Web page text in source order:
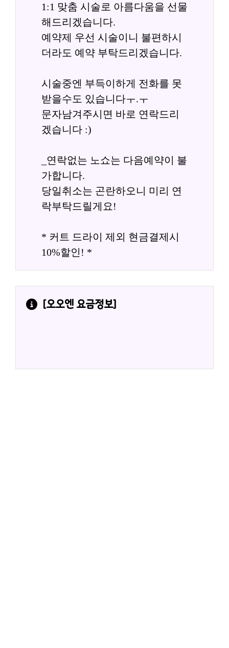
1:1 맞춤 시술로 아름다움을 선물
해드리겠습니다.
예약제 우선 시술이니 불편하시
더라도 예약 부탁드리겠습니다.
시술중엔 부득이하게 전화를 못
받을수도 있습니다ㅜ.ㅜ
문자남겨주시면 바로 연락드리
겠습니다 :)
_연락없는 노쇼는 다음예약이 불
가합니다.
당일취소는 곤란하오니 미리 연
락부탁드릴게요!
* 커트 드라이 제외 현금결제시
10%할인! *
[오오엔 요금정보]